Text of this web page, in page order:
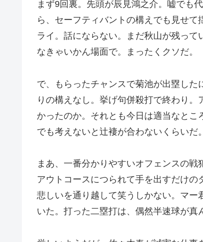
まず9回裏。先頭が辰見鴻之介。嘘でも
ら、セーフティバントの構えでも見せ
ライ。話にならない。まだ秋山が残っ
なきゃいかん場面で。まったくクソだ。
で、もらったチャンスで菊池が出塁し
りの構えなし。挙げ句併殺打で終わり
かったのか。それとも今日は適当なと
でも考えないと辻褄が合わないくらいだ。
まあ、一番分かりやすいオフェンスの戦
アウトコースにつられて手を出すだけの
悲しいを通り越して笑うしかない。マ
いた。打った二塁打は、偶然半速球が真